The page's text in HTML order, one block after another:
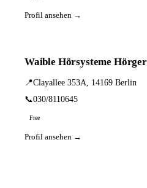
Profil ansehen →
Waible Hörsysteme
📍Clayallee 353A, 14169 Berlin
📞030/8110645
Free
Profil ansehen →